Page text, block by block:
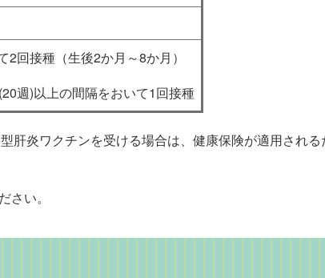
回接種（生後2か月～8か月）
週)以上の間隔をおいて1回接種
肝炎ワクチンを受ける場合は、健康保険が適用される
さい。